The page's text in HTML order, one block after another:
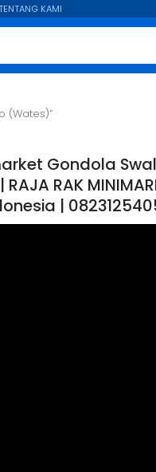
KAMI
(Wates)”
Gondola
RAK
|